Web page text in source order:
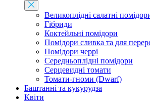
Великоплідні салатні
Гібриди
Коктейльні помідори
Помідори сливка та для
Помідори черрі
Середньоплідні помідори
Серцевидні томати
Томати-гноми (Dwarf)
Баштанні та кукурудза
Квіти